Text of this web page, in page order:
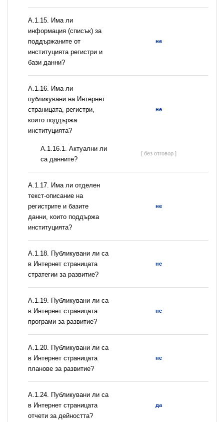
А.1.15. Има ли
информация (списък) за
поддържаните от
институцията регистри и
бази данни?
не
А.1.16. Има ли
публикувани на Интернет
страницата, регистри,
които поддържа
институцията?
не
A.1.16.1. Актуални ли
са данните?
[ без отговор ]
А.1.17. Има ли отделен
текст-описание на
регистрите и базите
данни, които поддържа
институцията?
не
А.1.18. Публикувани ли са
в Интернет страницата
стратегии за развитие?
не
А.1.19. Публикувани ли са
в Интернет страницата
програми за развитие?
не
А.1.20. Публикувани ли са
в Интернет страницата
планове за развитие?
не
А.1.24. Публикувани ли са
в Интернет страницата
отчети за дейността?
да